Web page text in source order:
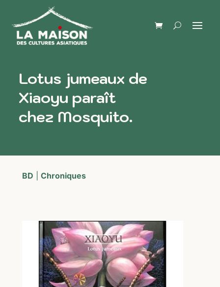
Lotus jumeaux de
Xiaoyu paraît
chez Mosquito.
BD Chroniques